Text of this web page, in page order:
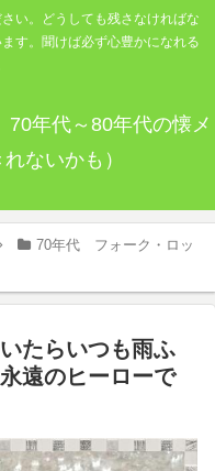
い。どうしても残さなければな
す。聞けば必ず心豊かになれる
年代～80年代の懐メ
ないかも）
70年代 フォーク・ロッ
たらいつも雨ふ
遠のヒーローで